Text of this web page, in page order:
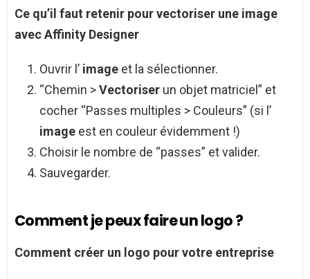
Ce qu’il faut retenir pourvectoriser une image
avecAffinity Designer
Ouvrir l’ image et la sélectionner.
“Chemin >Vectoriser un objet matriciel” et
cocher “Passes multiples > Couleurs” (si l’
image est en couleur évidemment !)
Choisir le nombre de “passes” et valider.
Sauvegarder.
Comment je peux faire un logo ?
Comment créer un logo pour votre entreprise